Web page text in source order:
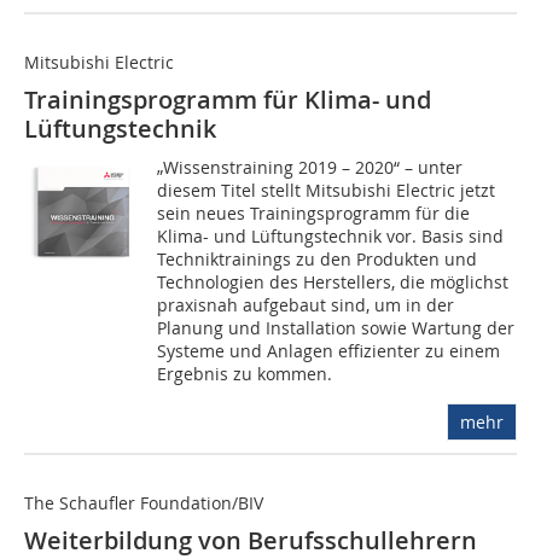
Mitsubishi Electric
Trainingsprogramm für Klima- und
Lüftungstechnik
„Wissenstraining 2019 – 2020“ – unter
diesem Titel stellt Mitsubishi Electric jetzt
sein neues Trainingsprogramm für die
Klima- und Lüftungstechnik vor. Basis sind
Technik­trainings zu den Produkten und
Technologien des Herstellers, die möglichst
praxisnah aufgebaut sind, um in der
Planung und Installation sowie Wartung der
Systeme und Anlagen effizienter zu einem
Ergebnis zu kommen.
mehr
The Schaufler Foundation/BIV
Weiterbildung von Berufsschullehrern